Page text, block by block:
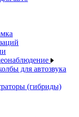
для автозвука
(гибриды)